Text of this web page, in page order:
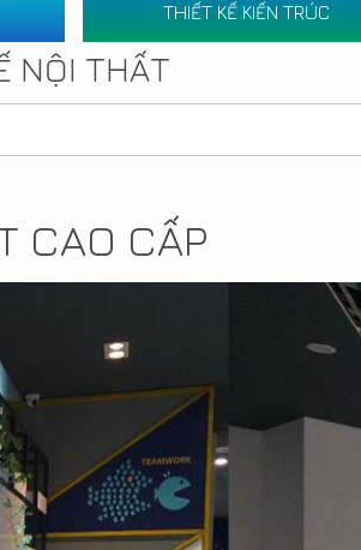
THIẾT KẾ KIẾN TRÚC
NỘI THẤT
CAO CẤP